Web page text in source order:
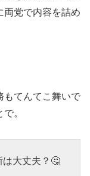
両党で内容を詰め
もてんてこ舞いで
。
は大丈夫？🤔